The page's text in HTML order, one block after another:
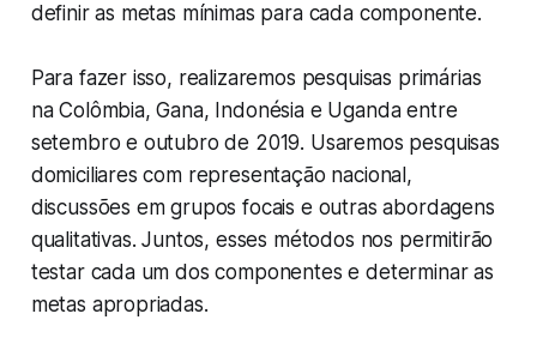
definir as metas mínimas para cada componente.
Para fazer isso, realizaremos pesquisas primárias
na Colômbia, Gana, Indonésia e Uganda entre
setembro e outubro de 2019. Usaremos pesquisas
domiciliares com representação nacional,
discussões em grupos focais e outras abordagens
qualitativas. Juntos, esses métodos nos permitirão
testar cada um dos componentes e determinar as
metas apropriadas.